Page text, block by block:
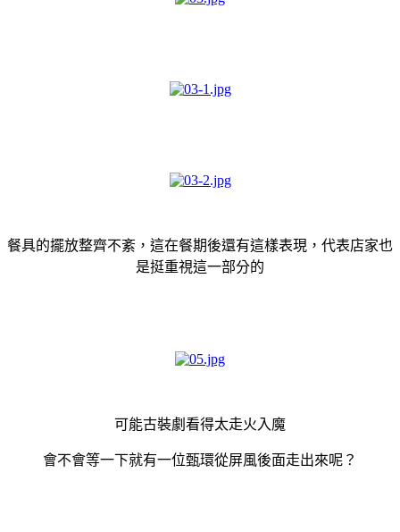
餐具的擺放整齊不紊，這在餐期後還有這樣表現，代表店家也
是挺重視這一部分的
可能古裝劇看得太走火入魔
會不會等一下就有一位甄環從屏風後面走出來呢？